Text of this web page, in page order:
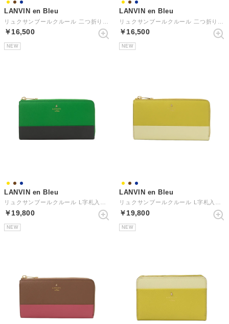
LANVIN en Bleu
￥16,500
NEW
LANVIN en Bleu
￥16,500
NEW
LANVIN en Bleu
リュクサンブールクルール L字札入れ （ネイビー）
￥19,800
NEW
LANVIN en Bleu
リュクサンブールクルール L字札入れ （イエロー）
￥19,800
NEW